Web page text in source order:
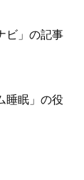
ビ」の記事
睡眠」の役